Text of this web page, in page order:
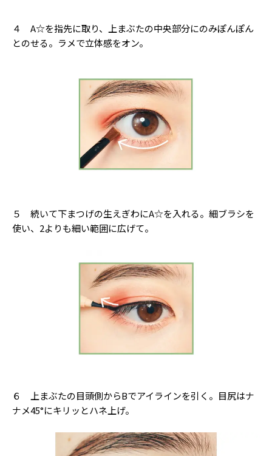
４ A☆を指先に取り、上まぶたの中央部分にのみぽんぽん
とのせる。ラメで立体感をオン。
５ 続いて下まつげの生えぎわにA☆を入れる。細ブラシを
使い、2よりも細い範囲に広げて。
６ 上まぶたの目頭側からBでアイラインを引く。目尻はナ
ナメ45°にキリッとハネ上げ。